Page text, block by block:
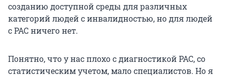
созданию доступной среды для различных
категорий людей с инвалидностью, но для людей
с РАС ничего нет.
Понятно, что у нас плохо с диагностикой РАС, со
статистическим учетом, мало специалистов. Но я